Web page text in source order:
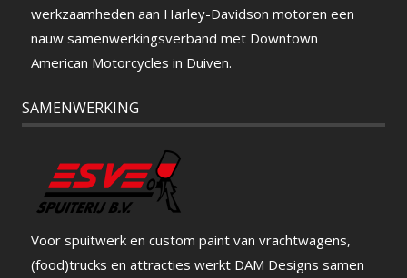
werkzaamheden aan Harley-Davidson motoren een
nauw samenwerkingsverband met Downtown
American Motorcycles in Duiven.
SAMENWERKING
Voor spuitwerk en custom paint van vrachtwagens,
(food)trucks en attracties werkt DAM Designs samen